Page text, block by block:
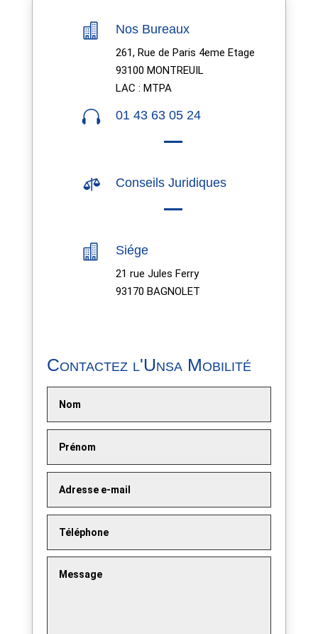
 Nos Bureaux
261, Rue de Paris 4eme Etage
93100 MONTREUIL
LAC : MTPA
 01 43 63 05 24
 Conseils Juridiques
 Siége
21 rue Jules Ferry
93170 BAGNOLET
Contactez l'Unsa Mobilité